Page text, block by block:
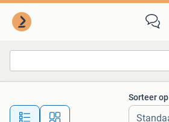
Alle afstanden…
Sorteer op